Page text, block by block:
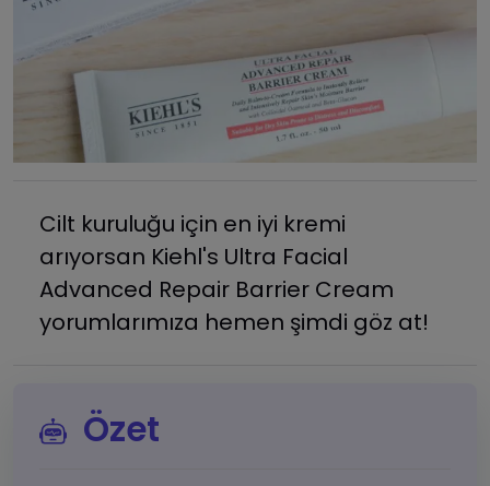
Cilt kuruluğu için en iyi kremi
arıyorsan Kiehl's Ultra Facial
Advanced Repair Barrier Cream
yorumlarımıza hemen şimdi göz at!
Özet